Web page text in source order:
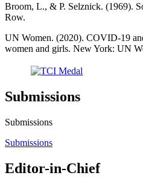
Broom, L., & P. Selznick. (1969).
Row.
UN Women. (2020). COVID-19
women and girls. New York: UN
Submissions
Submissions
Submissions
Editor-in-Chief